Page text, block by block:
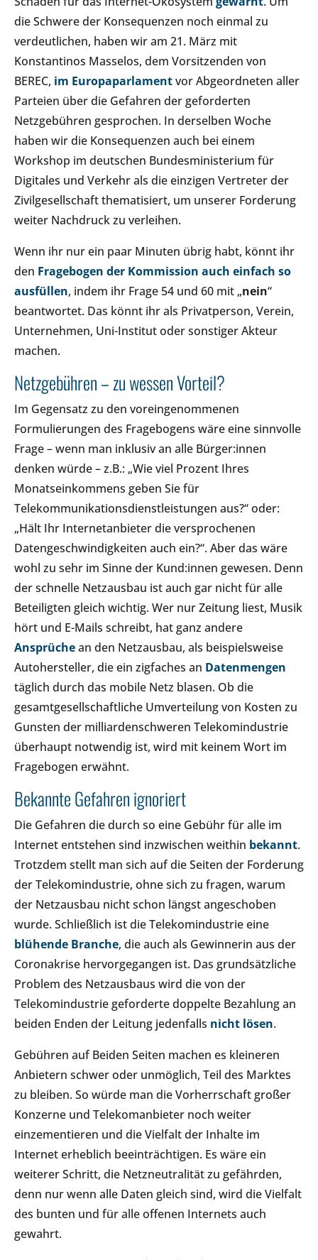
die Schwere der Konsequenzen noch einmal zu
verdeutlichen, haben wir am 21. März mit
Konstantinos Masselos, dem Vorsitzenden von
BEREC, im Europaparlamentvor Abgeordneten aller
Parteien über die Gefahren der geforderten
Netzgebühren gesprochen. In derselben Woche
haben wir die Konsequenzen auch bei einem
Workshop im deutschen Bundesministerium für
Digitales und Verkehr als die einzigen Vertreter der
Zivilgesellschaft thematisiert, um unserer Forderung
weiter Nachdruck zu verleihen.
Wenn ihr nur ein paar Minuten übrig habt, könnt ihr
den Fragebogen der Kommission auch einfach so
ausfüllen, indem ihr Frage 54 und 60 mit „nein“
beantwortet. Das könnt ihr als Privatperson, Verein,
Unternehmen, Uni-Institut oder sonstiger Akteur
machen.
Netzgebühren – zu wessen Vorteil?
Im Gegensatz zu den voreingenommenen
Formulierungen des Fragebogens wäre eine sinnvolle
Frage – wenn man inklusiv an alle Bürger:innen
denken würde – z.B.: „Wie viel Prozent Ihres
Monatseinkommens geben Sie für
Telekommunikationsdienstleistungen aus?“ oder:
„Hält Ihr Internetanbieter die versprochenen
Datengeschwindigkeiten auch ein?“. Aber das wäre
wohl zu sehr im Sinne der Kund:innen gewesen. Denn
der schnelle Netzausbau ist auch gar nicht für alle
Beteiligten gleich wichtig. Wer nur Zeitung liest, Musik
hört und E-Mails schreibt, hat ganz andere
Ansprüchean den Netzausbau, als beispielsweise
Autohersteller, die ein zigfaches an Datenmengen
täglich durch das mobile Netz blasen. Ob die
gesamtgesellschaftliche Umverteilung von Kosten zu
Gunsten der milliardenschweren Telekomindustrie
überhaupt notwendig ist, wird mit keinem Wort im
Fragebogen erwähnt.
Bekannte Gefahren ignoriert
Die Gefahren die durch so eine Gebühr für alle im
Internet entstehen sind inzwischen weithin bekannt.
Trotzdem stellt man sich auf die Seiten der Forderung
der Telekomindustrie, ohne sich zu fragen, warum
der Netzausbau nicht schon längst angeschoben
wurde. Schließlich ist die Telekomindustrie eine
blühende Branche, die auch als Gewinnerin aus der
Coronakrise hervorgegangen ist. Das grundsätzliche
Problem des Netzausbaus wird die von der
Telekomindustrie geforderte doppelte Bezahlung an
beiden Enden der Leitung jedenfalls nicht lösen.
Gebühren auf Beiden Seiten machen es kleineren
Anbietern schwer oder unmöglich, Teil des Marktes
zu bleiben. So würde man die Vorherrschaft großer
Konzerne und Telekomanbieter noch weiter
einzementieren und die Vielfalt der Inhalte im
Internet erheblich beeinträchtigen. Es wäre ein
weiterer Schritt, die Netzneutralität zu gefährden,
denn nur wenn alle Daten gleich sind, wird die Vielfalt
des bunten und für alle offenen Internets auch
gewahrt.